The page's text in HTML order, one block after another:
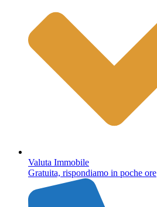
Valuta Immobile
Gratuita, rispondiamo in poche ore